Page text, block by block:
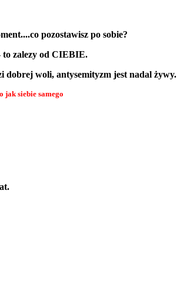
pozostawisz po sobie?
to zalezy od CIEBIE.
dobrej woli, antysemityzm jest nadal żywy.
jak siebie samego